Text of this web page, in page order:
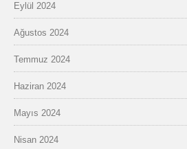
Eylül 2024
Ağustos 2024
Temmuz 2024
Haziran 2024
Mayıs 2024
Nisan 2024